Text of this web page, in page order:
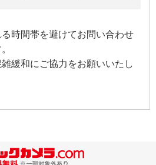
る時間帯を避けてお問い合わせ
緩和にご協力をお願いいたし